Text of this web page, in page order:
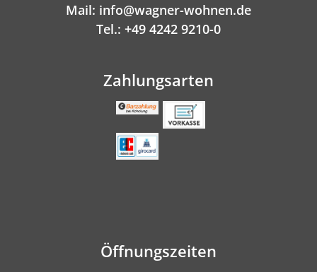
Mail: info@wagner-wohnen.de
Tel.: +49 4242 9210-0
Zahlungsarten
Öffnungszeiten